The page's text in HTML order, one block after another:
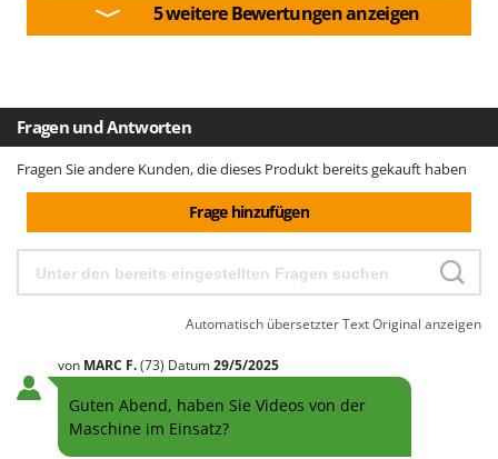
5 weitere Bewertungen anzeigen
Fragen und Antworten
Fragen Sie andere Kunden, die dieses Produkt bereits gekauft haben
Frage hinzufügen
Automatisch übersetzter TextOriginal anzeigen
von MARC F.(73) Datum29/5/2025
Guten Abend, haben Sie Videos von der
Maschine im Einsatz?